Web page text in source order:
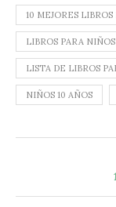
10 MEJORES
LIBROS PARA NIÑOS
LISTA DE LIBROS
NIÑOS 10 AÑOS